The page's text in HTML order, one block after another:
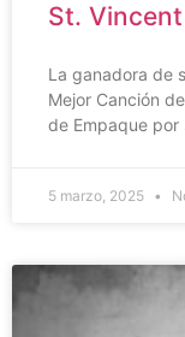
St.
La ganadora de
Mejor Canción
de Empaque por
5 marzo, 2025